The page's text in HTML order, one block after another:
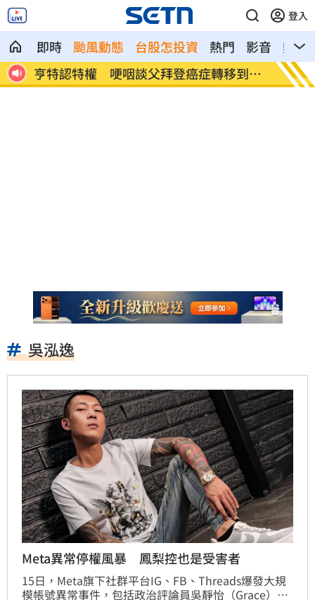
登入
即時 颱風動態 台股怎投資 熱門 影音
熱搜
骨
白海豚發威！宜蘭強風磁磚砸、樹倒
白海
門
吳泓逸
Meta異常停權風暴 鳳梨控也是受害者
15日，Meta旗下社群平台IG、FB、Threads爆發大規
模帳號異常事件，包括政治評論員吳靜怡（Grace）、